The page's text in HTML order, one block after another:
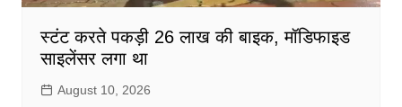
स्टंट करते पकड़ी 26 लाख की बाइक, मॉडिफाइड
साइलेंसर लगा था
August 10, 2026